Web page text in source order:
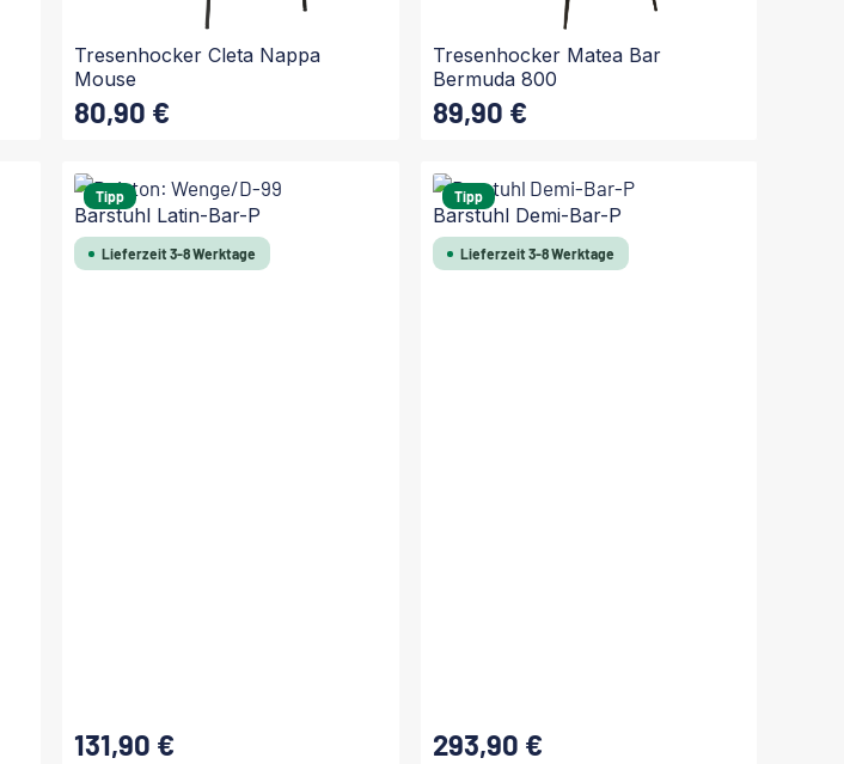
Tresenhocker Cleta Nappa
Mouse
Regulärer Preis:
80,90 €
In den Warenkorb
Tresenhocker Matea Bar
Bermuda 800
Regulärer Preis:
89,90 €
In den Warenkorb
Tipp
Barstuhl Latin-Bar-P
Lieferzeit 3-8 Werktage
Regulärer Preis:
131,90 €
Tipp
Barstuhl Demi-Bar-P
Lieferzeit 3-8 Werktage
Regulärer Preis:
293,90 €